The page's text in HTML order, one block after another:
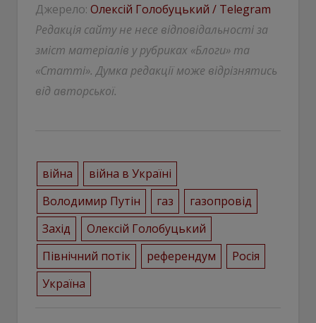
Джерело: Олексій Голобуцький / Telegram
Редакція сайту не несе відповідальності за
зміст матеріалів у рубриках «Блоги» та
«Статті». Думка редакції може відрізнятись
від авторської.
війна
війна в Україні
Володимир Путін
газ
газопровід
Захід
Олексій Голобуцький
Північний потік
референдум
Росія
Україна